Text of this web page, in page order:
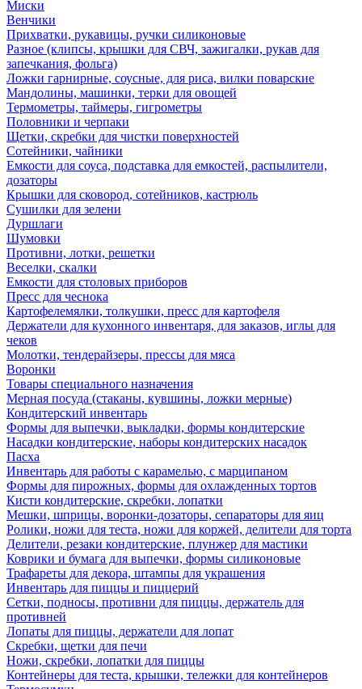
Миски
Венчики
Прихватки, рукавицы, ручки силиконовые
Разное (клипсы, крышки для СВЧ, зажигалки, рукав для
запечкания, фольга)
Ложки гарнирные, соусные, для риса, вилки поварские
Мандолины, машинки, терки для овощей
Термометры, таймеры, гигрометры
Половники и черпаки
Щетки, скребки для чистки поверхностей
Сотейники, чайники
Емкости для соуса, подставка для емкостей, распылители,
дозаторы
Крышки для сковород, сотейников, кастрюль
Сушилки для зелени
Дуршлаги
Шумовки
Противни, лотки, решетки
Веселки, скалки
Емкости для столовых приборов
Пресс для чеснока
Картофелемялки, толкушки, пресс для картофеля
Держатели для кухонного инвентаря, для заказов, иглы для
чеков
Молотки, тендерайзеры, прессы для мяса
Воронки
Товары специального назначения
Мерная посуда (стаканы, кувшины, ложки мерные)
Кондитерский инвентарь
Формы для выпечки, выкладки, формы кондитерские
Насадки кондитерские, наборы кондитерских насадок
Пасха
Инвентарь для работы с карамелью, с марципаном
Формы для пирожных, формы для охлажденных тортов
Кисти кондитерские, скребки, лопатки
Мешки, шприцы, воронки-дозаторы, сепараторы для яиц
Ролики, ножи для теста, ножи для коржей, делители для торта
Делители, резаки кондитерские, плунжер для мастики
Коврики и бумага для выпечки, формы силиконовые
Трафареты для декора, штампы для украшения
Инвентарь для пиццы и пиццерий
Сетки, подносы, противни для пиццы, держатель для
противней
Лопаты для пиццы, держатели для лопат
Скребки, щетки для печи
Ножи, скребки, лопатки для пиццы
Контейнеры для теста, крышки, тележки для контейнеров